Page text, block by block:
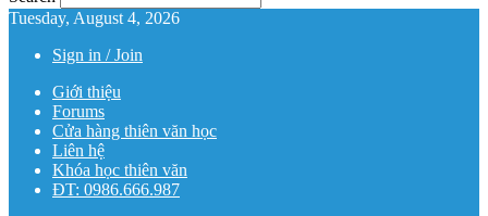
Tuesday, August 4, 2026
Sign in / Join
Giới thiệu
Forums
Cửa hàng thiên văn học
Liên hệ
Khóa học thiên văn
ĐT: 0986.666.987